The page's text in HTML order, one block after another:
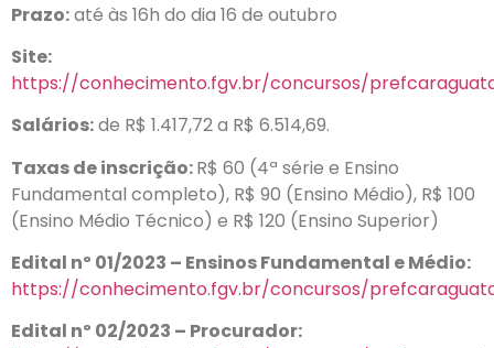
Prazo:até às 16h do dia 16 de outubro
Site:
https://conhecimento.fgv.br/concursos/
Salários:de R$ 1.417,72 a R$ 6.514,69.
Taxas de inscrição:R$ 60 (4ª série e Ensino
Fundamental completo), R$ 90 (Ensino Médio), R$ 100
(Ensino Médio Técnico) e R$ 120 (Ensino Superior)
Edital nº 01/2023 – Ensinos Fundamental e Médio:
https://conhecimento.fgv.br/concursos/
Edital nº 02/2023 – Procurador: